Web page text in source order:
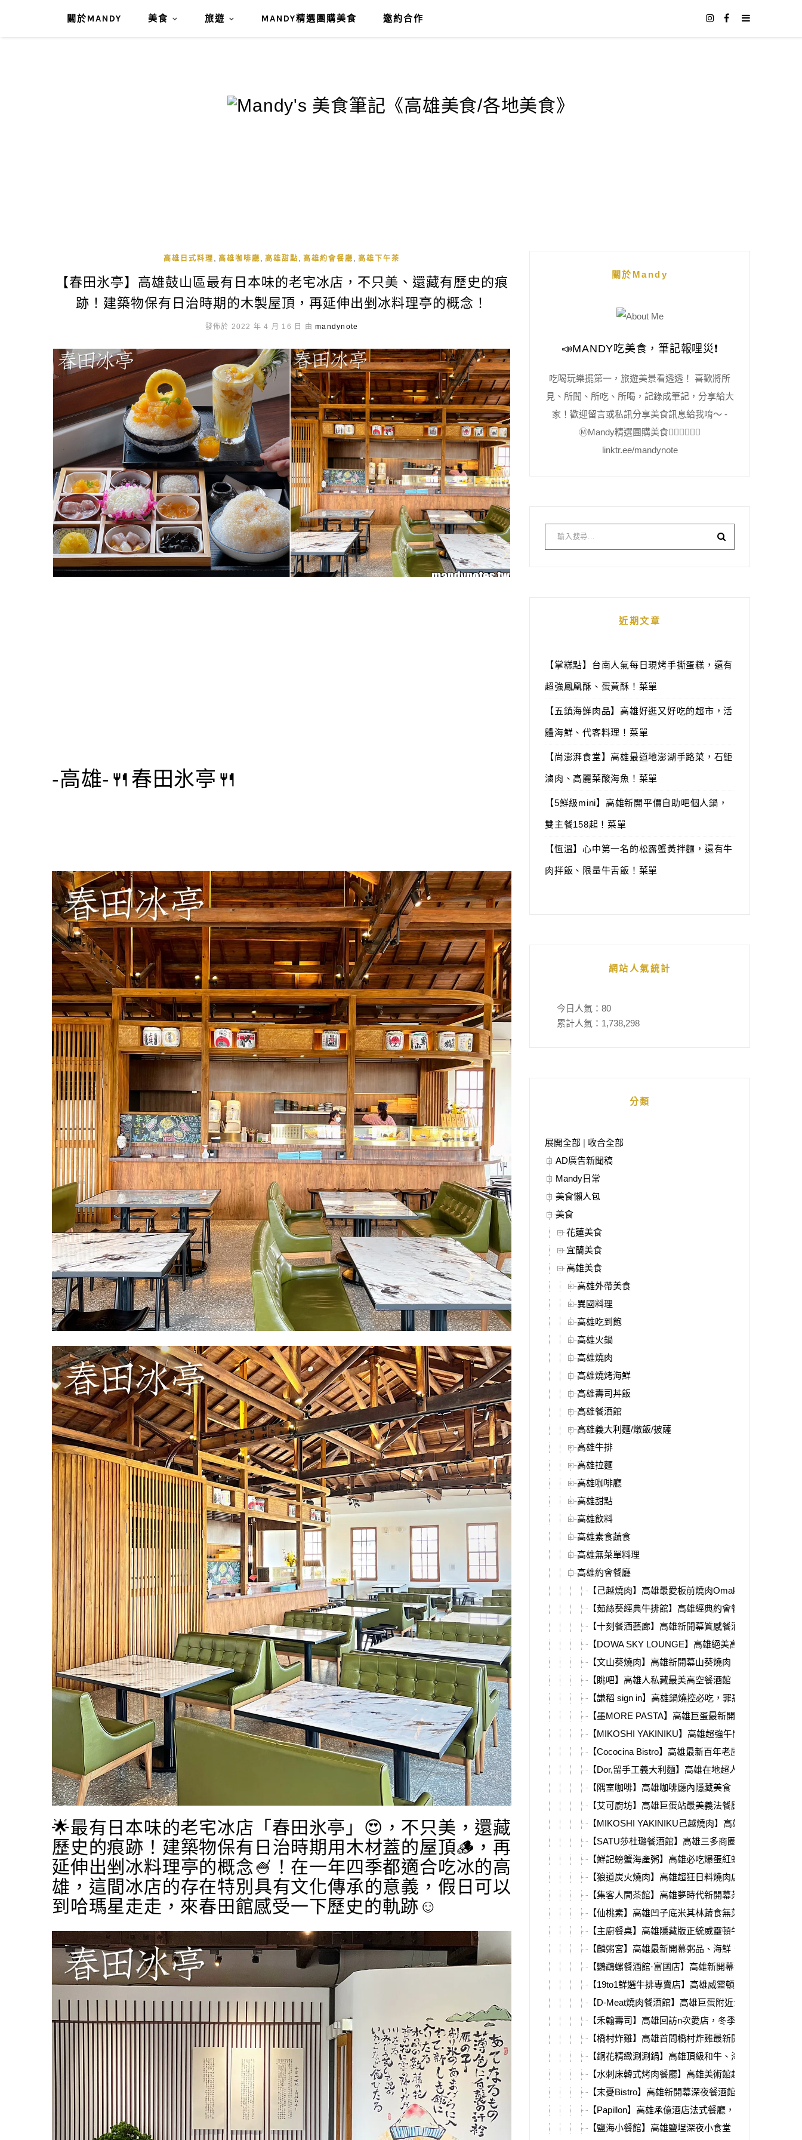
關於MANDY 美食 旅遊 MANDY精選團購美食 邀約合作
高雄日式料理 高雄咖啡廳 高雄甜點 高雄約會餐廳 高雄下午茶
【春田氷亭】高雄鼓山區最有日本味的老宅冰店，不只美、還藏有歷史的痕
跡！建築物保有日治時期的木製屋頂，再延伸出剉冰料理亭的概念！
發佈於 2022 年 4 月 16 日 由mandynote
-高雄-🍴春田氷亭🍴
🌟最有日本味的老宅冰店「春田氷亭」😍，不只美，還藏
歷史的痕跡！建築物保有日治時期用木材蓋的屋頂🪵，再
延伸出剉冰料理亭的概念🍧！在一年四季都適合吃冰的高
雄，這間冰店的存在特別具有文化傳承的意義，假日可以
到哈瑪星走走，來春田館感受一下歷史的軌跡☺️
關於Mandy
📣MANDY吃美食，筆記報哩災❗️
吃喝玩樂擺第一，旅遊美景看透透！ 喜歡將所
見、所聞、所吃、所喝，記錄成筆記，分享給大
家！歡迎留言或私訊分享美食訊息給我唷～ -
Ⓜ️Mandy精選團購美食👇🏻👇🏻👇🏻
linktr.ee/mandynote
近期文章
【掌糕點】台南人氣每日現烤手撕蛋糕，還有
超強鳳凰酥、蛋黃酥！菜單
【五鎮海鮮肉品】高雄好逛又好吃的超市，活
體海鮮、代客料理！菜單
【尚澎湃食堂】高雄最道地澎湖手路菜，石鮔
滷肉、高麗菜酸海魚！菜單
【5鮮級mini】高雄新開平價自助吧個人鍋，
雙主餐158起！菜單
【恆溫】心中第一名的松露蟹黃拌麵，還有牛
肉拌飯、限量牛舌飯！菜單
網站人氣統計
今日人氣： 80
累計人氣： 1,738,298
分類
展開全部 | 收合全部
AD廣告新聞稿
Mandy日常
美食懶人包
美食
花蓮美食
宜蘭美食
高雄美食
高雄外帶美食
異國料理
高雄吃到飽
高雄火鍋
高雄燒肉
高雄燒烤海鮮
高雄壽司丼飯
高雄餐酒館
高雄義大利麵/燉飯/披薩
高雄牛排
高雄拉麵
高雄咖啡廳
高雄甜點
高雄飲料
高雄素食蔬食
高雄無菜單料理
高雄約會餐廳
【己越燒肉】高雄最愛板前燒肉Omakase，全新燒肉
【茹絲葵經典牛排館】高雄經典約會餐廳，甜點必吃
【十刻餐酒藝廊】高雄新開幕質感餐酒館，必吃超強
【DOWA SKY LOUNGE】高雄絕美高空夜景餐酒館
【文山葵燒肉】高雄新開幕山葵燒肉，銷魂蒜蝦飯、
【眺吧】高雄人私藏最美高空餐酒館，就在中央公園
【謙稻 sign in】高雄鍋燒控必吃，罪惡花生巧克力脆
【墨MORE PASTA】高雄巨蛋最新開幕，超濃郁蝦醬
【MIKOSHI YAKINIKU】高雄超強午間燒肉定食！菜
【Cococina Bistro】高雄最新百年老屋餐酒館！菜單
【Dor,留手工義大利麵】高雄在地超人氣手工義大利
【隅室咖啡】高雄咖啡廳內隱藏美食，義大利麵、晚
【艾可廚坊】高雄巨蛋站最美義法餐廳，隱身帕可麗
【MIKOSHI YAKINIKU己越燒肉】高雄必吃頂級燒肉
【SATU莎杜璐餐酒館】高雄三多商圈隱藏餐廳，獨
【鮮記螃蟹海產粥】高雄必吃爆蛋紅蟳海鮮粥，海膽
【狼道炭火燒肉】高雄超狂日料燒肉店，頂級食材、
【集客人間茶館】高雄夢時代新開幕茶館，餐點豐富
【仙桃素】高雄凹子底米其林蔬食無菜單料理，頂級
【主廚餐桌】高雄隱藏版正統威靈頓牛排，歐式無菜
【麟粥宮】高雄最新開幕粥品、海鮮、熱炒，超頂級
【鸚鵡螺餐酒館·富國店】高雄新開幕潛水艇餐酒館，
【19to1鮮選牛排專賣店】高雄威靈頓牛排，蛇年活動
【D-Meat燒肉餐酒館】高雄巨蛋附近最新開幕燒肉店
【禾翰壽司】高雄回訪n次愛店，冬季新推出鴨胸雞
【橋村炸雞】高雄首間橋村炸雞最新開幕，夢時代限
【銅花精緻涮涮鍋】高雄頂級和牛、海鮮火鍋，除夕
【水刺床韓式烤肉餐廳】高雄美術館超強韓式燒肉，
【末憂Bistro】高雄新開幕深夜餐酒館，12月聖誕限定
【Papillon】高雄承億酒店法式餐廳，最新冬季限定餐
【鹽海小餐館】高雄鹽埕深夜小食堂，必吃蟹肉蛋湯